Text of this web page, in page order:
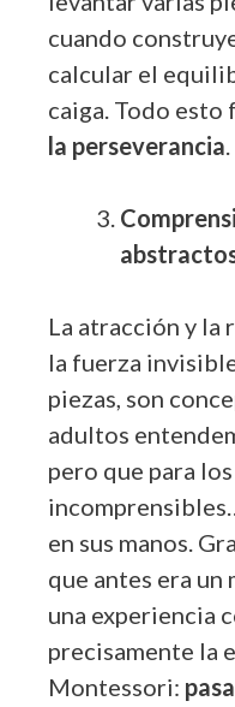
cuando
calcular el
caiga. Todo esto
la perseverancia
La atracción y la
la fuerza
piezas, son
adultos
pero que para
en sus manos.
que antes era
una experiencia
precisamente la
Montessori: